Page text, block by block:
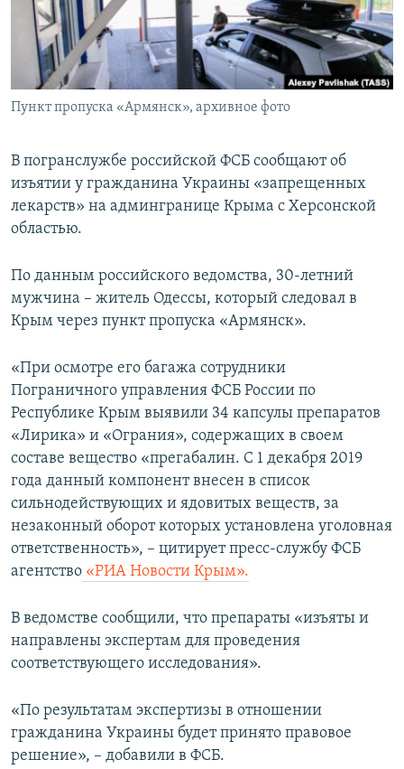
ПОБЕДИТЕЛЕЙ НЕ СУДЯТ?
КРЫМ.НЕПОКОРЕННЫЙ
ELIFBE
УКРАИНСКАЯ ПРОБЛЕМА КРЫМА
ПРИСОЕДИНЯЙТЕСЬ!
Пункт пропуска «Армянск», архивное фото
В погранслужбе российской ФСБ сообщают об
изъятии у гражданина Украины «запрещенных
лекарств» на админгранице Крыма с Херсонской
областью.
По данным российского ведомства, 30-летний
мужчина – житель Одессы, который следовал в
Крым через пункт пропуска «Армянск».
«При осмотре его багажа сотрудники
Пограничного управления ФСБ России по
Республике Крым выявили 34 капсулы препаратов
«Лирика» и «Ограния», содержащих в своем
составе вещество «прегабалин. С 1 декабря 2019
года данный компонент внесен в список
сильнодействующих и ядовитых веществ, за
незаконный оборот которых установлена уголовная
ответственность», – цитирует пресс-службу ФСБ
агентство «РИА Новости Крым».
В ведомстве сообщили, что препараты «изъяты и
направлены экспертам для проведения
соответствующего исследования».
«По результатам экспертизы в отношении
гражданина Украины будет принято правовое
решение», – добавили в ФСБ.